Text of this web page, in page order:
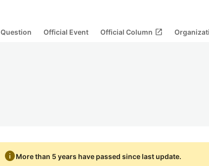
Question Official Event Official Column open_in_new
infoMore than 5 years have passed since last update.